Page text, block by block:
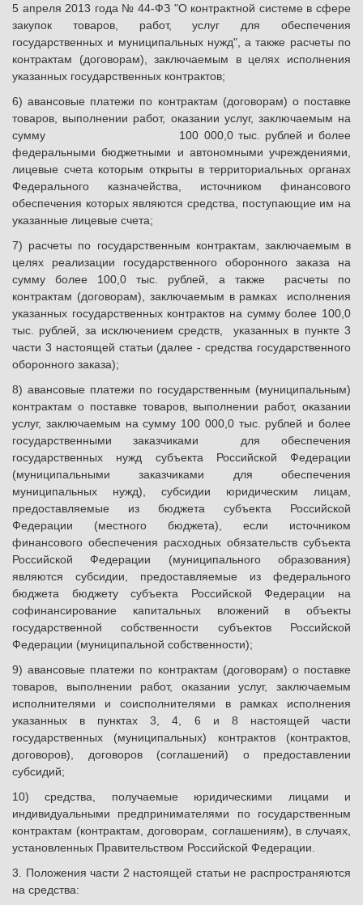
5 апреля 2013 года № 44-ФЗ "О контрактной системе в сфере
закупок товаров, работ, услуг для обеспечения
государственных и муниципальных нужд", а также расчеты по
контрактам (договорам), заключаемым в целях исполнения
указанных государственных контрактов;
6) авансовые платежи по контрактам (договорам) о поставке
товаров, выполнении работ, оказании услуг, заключаемым на
сумму 100 000,0 тыс. рублей и более
федеральными бюджетными и автономными учреждениями,
лицевые счета которым открыты в территориальных органах
Федерального казначейства, источником финансового
обеспечения которых являются средства, поступающие им на
указанные лицевые счета;
7) расчеты по государственным контрактам, заключаемым в
целях реализации государственного оборонного заказа на
сумму более 100,0 тыс. рублей, а также расчеты по
контрактам (договорам), заключаемым в рамках исполнения
указанных государственных контрактов на сумму более 100,0
тыс. рублей, за исключением средств, указанных в пункте 3
части 3 настоящей статьи (далее - средства государственного
оборонного заказа);
8) авансовые платежи по государственным (муниципальным)
контрактам о поставке товаров, выполнении работ, оказании
услуг, заключаемым на сумму 100 000,0 тыс. рублей и более
государственными заказчиками для обеспечения
государственных нужд субъекта Российской Федерации
(муниципальными заказчиками для обеспечения
муниципальных нужд), субсидии юридическим лицам,
предоставляемые из бюджета субъекта Российской
Федерации (местного бюджета), если источником
финансового обеспечения расходных обязательств субъекта
Российской Федерации (муниципального образования)
являются субсидии, предоставляемые из федерального
бюджета бюджету субъекта Российской Федерации на
софинансирование капитальных вложений в объекты
государственной собственности субъектов Российской
Федерации (муниципальной собственности);
9) авансовые платежи по контрактам (договорам) о поставке
товаров, выполнении работ, оказании услуг, заключаемым
исполнителями и соисполнителями в рамках исполнения
указанных в пунктах 3, 4, 6 и 8 настоящей части
государственных (муниципальных) контрактов (контрактов,
договоров), договоров (соглашений) о предоставлении
субсидий;
10) средства, получаемые юридическими лицами и
индивидуальными предпринимателями по государственным
контрактам (контрактам, договорам, соглашениям), в случаях,
установленных Правительством Российской Федерации.
3. Положения части 2 настоящей статьи не распространяются
на средства: